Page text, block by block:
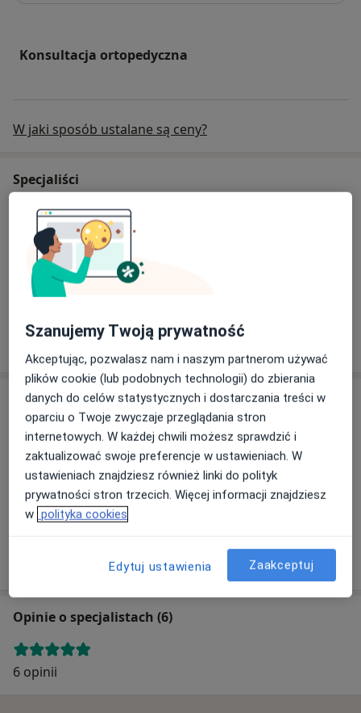
Konsultacja ortopedyczna
W jaki sposób ustalane są ceny?
Specjaliści
Ortopeda
lek. Beata Majchrzak
68 opinii
Adres
Powiększ mapę
Opinie o specjalistach (6)
6 opinii
Szanujemy Twoją prywatność
Akceptując, pozwalasz nam i naszym partnerom używać
plików cookie (lub podobnych technologii) do zbierania
danych do celów statystycznych i dostarczania treści w
oparciu o Twoje zwyczaje przeglądania stron
internetowych. W każdej chwili możesz sprawdzić i
zaktualizować swoje preferencje w ustawieniach. W
ustawieniach znajdziesz również linki do polityk
prywatności stron trzecich. Więcej informacji znajdziesz
w polityka cookies
Edytuj ustawienia Zaakceptuj